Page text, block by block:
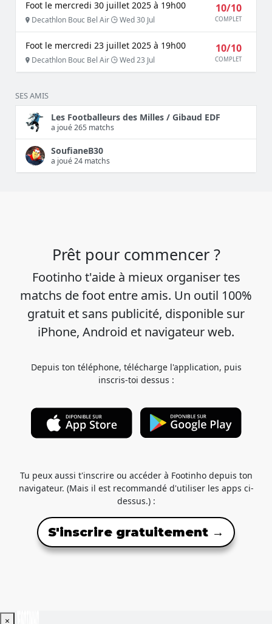
Foot le mercredi 30 juillet 2025 à 19h00
Decathlon Bouc Bel Air Wed 30 Jul
10/10
COMPLET
Foot le mercredi 23 juillet 2025 à 19h00
Decathlon Bouc Bel Air Wed 23 Jul
10/10
COMPLET
SES AMIS
Les Footballeurs des Milles / Gibaud EDF
a joué 265 matchs
SoufianeB30
a joué 24 matchs
Prêt pour commencer ?
Footinho t'aide à mieux organiser tes
matchs de foot entre amis. Un outil 100%
gratuit et sans publicité, disponible sur
iPhone, Android et navigateur web.
Depuis ton téléphone, télécharge l'application, puis
inscris-toi dessus :
Tu peux aussi t'inscrire ou accéder à Footinho depuis ton
navigateur. (Mais il est recommandé d'utiliser les apps ci-
dessus.) :
S'inscrire gratuitement →
×